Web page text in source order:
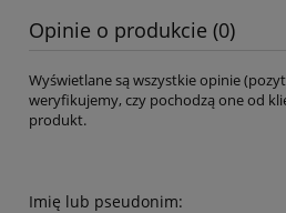
Opinie o produkcie (0)
Wyświetlane są wszystkie opinie
weryfikujemy, czy pochodzą one od
produkt.
Imię lub pseudonim: